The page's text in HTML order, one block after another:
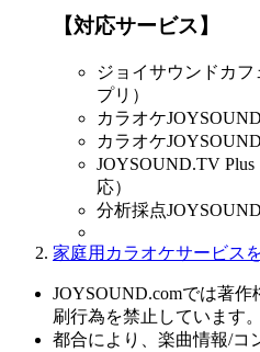
【対応サービス】
ジョイサウンドカ
プリ）
カラオケ
カラオケ
JOYSOUND.TV
応）
分析採点
家庭用カラオケサービス
JOYSOUND.comでは著
刷行為を禁止しています。
都合により、楽曲情報/コ